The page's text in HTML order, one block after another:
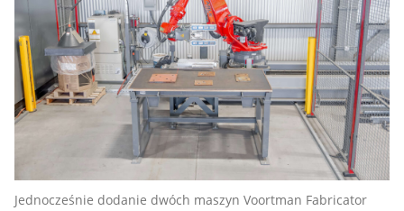
Jednocześnie dodanie dwóch maszyn Voortman Fabricator